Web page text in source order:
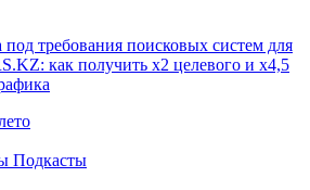
под требования поисковых систем для
как получить х2 целевого и х4,5
Подкасты